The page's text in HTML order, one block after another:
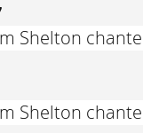
Shelton
Shelton